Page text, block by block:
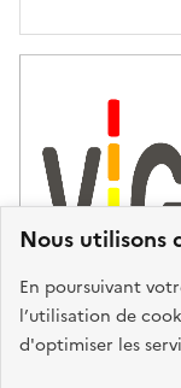
Nous utilisons
En poursuivant
l’utilisation de
d'optimiser les